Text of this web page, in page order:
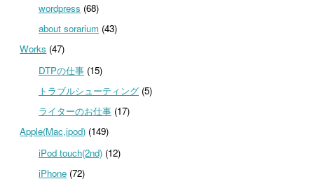
wordpress (68)
about sorarium(43)
Works (47)
DTPの仕事(15)
トラブルシューティング(5)
ライターのお仕事(17)
Apple(Mac,ipod) (149)
iPod touch(2nd)(12)
iPhone(72)